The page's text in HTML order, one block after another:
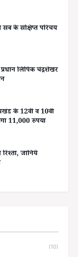
सब के संक्षिप्त परिचय
प्रधान लिपिक चंद्रशेखर
प्रखंड के 12वीं व 10वीं
11,000 रुपया
जानिये
(10)